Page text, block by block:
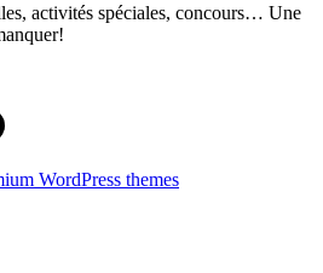
activités spéciales, concours… Une
WordPress themes